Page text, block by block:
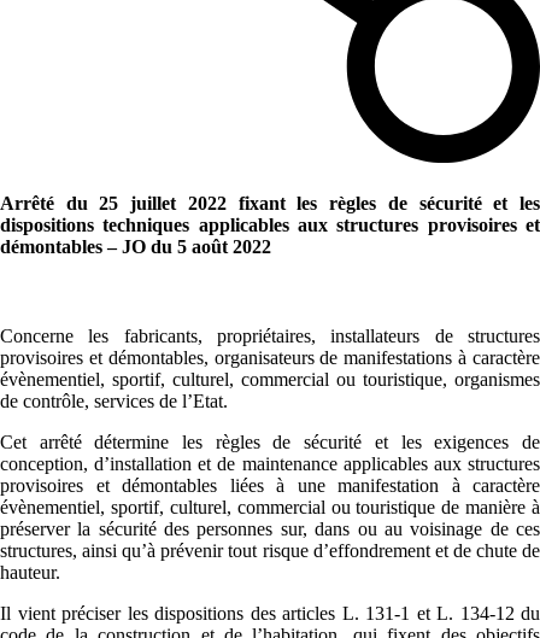
Arrêté du 25 juillet 2022 fixant les règles de sécurité et les
dispositions techniques applicables aux structures provisoires et
démontables – JO du 5 août 2022
Concerne les fabricants, propriétaires, installateurs de structures
provisoires et démontables, organisateurs de manifestations à caractère
évènementiel, sportif, culturel, commercial ou touristique, organismes
de contrôle, services de l’Etat.
Cet arrêté détermine les règles de sécurité et les exigences de
conception, d’installation et de maintenance applicables aux structures
provisoires et démontables liées à une manifestation à caractère
évènementiel, sportif, culturel, commercial ou touristique de manière à
préserver la sécurité des personnes sur, dans ou au voisinage de ces
structures, ainsi qu’à prévenir tout risque d’effondrement et de chute de
hauteur.
Il vient préciser les dispositions des articles L. 131-1 et L. 134-12 du